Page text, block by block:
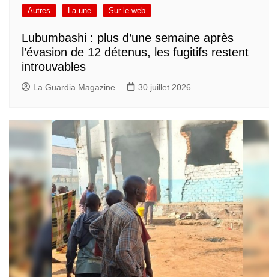
Autres La une Sur le web
Lubumbashi : plus d’une semaine après
l’évasion de 12 détenus, les fugitifs restent
introuvables
La Guardia Magazine 30 juillet 2026